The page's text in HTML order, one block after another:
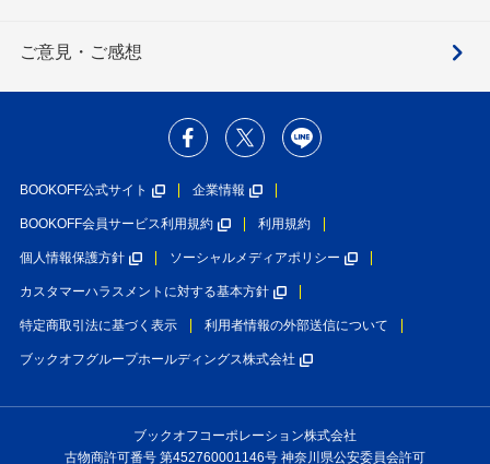
ご意見・ご感想
BOOKOFF公式サイト 企業情報
BOOKOFF会員サービス利用規約 利用規約
個人情報保護方針 ソーシャルメディアポリシー
カスタマーハラスメントに対する基本方針
特定商取引法に基づく表示 利用者情報の外部送信について
ブックオフグループホールディングス株式会社
ブックオフコーポレーション株式会社
古物商許可番号 第452760001146号 神奈川県公安委員会許可